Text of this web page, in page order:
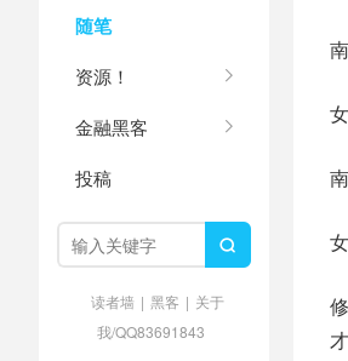
随笔
资源！
金融黑客
投稿

读者墙 | 黑客 | 关于
我/QQ83691843